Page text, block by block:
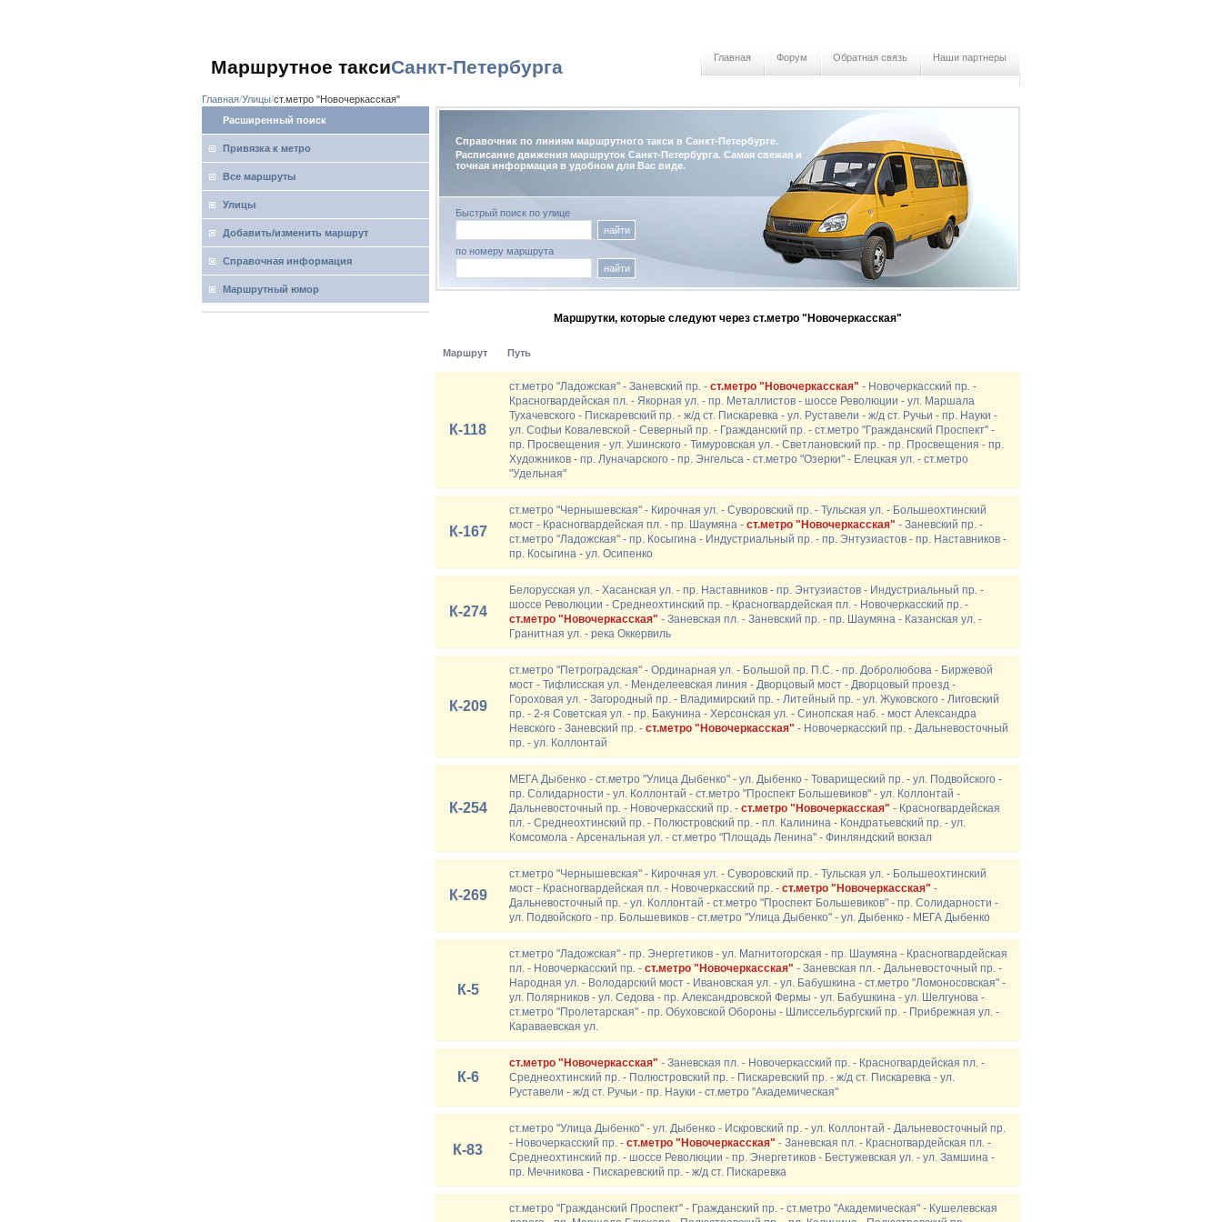
Маршрутное таксиСанкт-Петербурга Главная Форум Обратная связь Наши партнеры
Главная Улицы ст.метро "Новочеркасская"
Расширенный поиск
Привязка к метро
Все маршруты
Улицы
Добавить/изменить маршрут
Справочная информация
Маршрутный юмор
Справочник по линиям маршрутного такси в Санкт-Петербурге.
Расписание движения маршруток Санкт-Петербурга. Самая свежая и
точная информация в удобном для Вас виде.
Быстрый поиск по улице
найти
по номеру маршрута
найти
Маршрутки, которые следуют через ст.метро "Новочеркасская"
Маршрут Путь
К-118
ст.метро "Ладожская" - Заневский пр. - ст.метро "Новочеркасская" - Новочеркасский пр. -
Красногвардейская пл. - Якорная ул. - пр. Металлистов - шоссе Революции - ул. Маршала
Тухачевского - Пискаревский пр. - ж/д ст. Пискаревка - ул. Руставели - ж/д ст. Ручьи - пр. Науки -
ул. Софьи Ковалевской - Северный пр. - Гражданский пр. - ст.метро "Гражданский Проспект" -
пр. Просвещения - ул. Ушинского - Тимуровская ул. - Светлановский пр. - пр. Просвещения - пр.
Художников - пр. Луначарского - пр. Энгельса - ст.метро "Озерки" - Елецкая ул. - ст.метро
"Удельная"
К-167
ст.метро "Чернышевская" - Кирочная ул. - Суворовский пр. - Тульская ул. - Большеохтинский
мост - Красногвардейская пл. - пр. Шаумяна - ст.метро "Новочеркасская" - Заневский пр. -
ст.метро "Ладожская" - пр. Косыгина - Индустриальный пр. - пр. Энтузиастов - пр. Наставников -
пр. Косыгина - ул. Осипенко
К-274
Белорусская ул. - Хасанская ул. - пр. Наставников - пр. Энтузиастов - Индустриальный пр. -
шоссе Революции - Среднеохтинский пр. - Красногвардейская пл. - Новочеркасский пр. -
ст.метро "Новочеркасская" - Заневская пл. - Заневский пр. - пр. Шаумяна - Казанская ул. -
Гранитная ул. - река Оккервиль
К-209
ст.метро "Петроградская" - Ординарная ул. - Большой пр. П.С. - пр. Добролюбова - Биржевой
мост - Тифлисская ул. - Менделеевская линия - Дворцовый мост - Дворцовый проезд -
Гороховая ул. - Загородный пр. - Владимирский пр. - Литейный пр. - ул. Жуковского - Лиговский
пр. - 2-я Советская ул. - пр. Бакунина - Херсонская ул. - Синопская наб. - мост Александра
Невского - Заневский пр. - ст.метро "Новочеркасская" - Новочеркасский пр. - Дальневосточный
пр. - ул. Коллонтай
К-254
МЕГА Дыбенко - ст.метро "Улица Дыбенко" - ул. Дыбенко - Товарищеский пр. - ул. Подвойского -
пр. Солидарности - ул. Коллонтай - ст.метро "Проспект Большевиков" - ул. Коллонтай -
Дальневосточный пр. - Новочеркасский пр. - ст.метро "Новочеркасская" - Красногвардейская
пл. - Среднеохтинский пр. - Полюстровский пр. - пл. Калинина - Кондратьевский пр. - ул.
Комсомола - Арсенальная ул. - ст.метро "Площадь Ленина" - Финляндский вокзал
К-269
ст.метро "Чернышевская" - Кирочная ул. - Суворовский пр. - Тульская ул. - Большеохтинский
мост - Красногвардейская пл. - Новочеркасский пр. - ст.метро "Новочеркасская" -
Дальневосточный пр. - ул. Коллонтай - ст.метро "Проспект Большевиков" - пр. Солидарности -
ул. Подвойского - пр. Большевиков - ст.метро "Улица Дыбенко" - ул. Дыбенко - МЕГА Дыбенко
К-5
ст.метро "Ладожская" - пр. Энергетиков - ул. Магнитогорская - пр. Шаумяна - Красногвардейская
пл. - Новочеркасский пр. - ст.метро "Новочеркасская" - Заневская пл. - Дальневосточный пр. -
Народная ул. - Володарский мост - Ивановская ул. - ул. Бабушкина - ст.метро "Ломоносовская" -
ул. Полярников - ул. Седова - пр. Александровской Фермы - ул. Бабушкина - ул. Шелгунова -
ст.метро "Пролетарская" - пр. Обуховской Обороны - Шлиссельбургский пр. - Прибрежная ул. -
Караваевская ул.
К-6
ст.метро "Новочеркасская" - Заневская пл. - Новочеркасский пр. - Красногвардейская пл. -
Среднеохтинский пр. - Полюстровский пр. - Пискаревский пр. - ж/д ст. Пискаревка - ул.
Руставели - ж/д ст. Ручьи - пр. Науки - ст.метро "Академическая"
К-83
ст.метро "Улица Дыбенко" - ул. Дыбенко - Искровский пр. - ул. Коллонтай - Дальневосточный пр.
- Новочеркасский пр. - ст.метро "Новочеркасская" - Заневская пл. - Красногвардейская пл. -
Среднеохтинский пр. - шоссе Революции - пр. Энергетиков - Бестужевская ул. - ул. Замшина -
пр. Мечникова - Пискаревский пр. - ж/д ст. Пискаревка
ст.метро "Гражданский Проспект" - Гражданский пр. - ст.метро "Академическая" - Кушелевская